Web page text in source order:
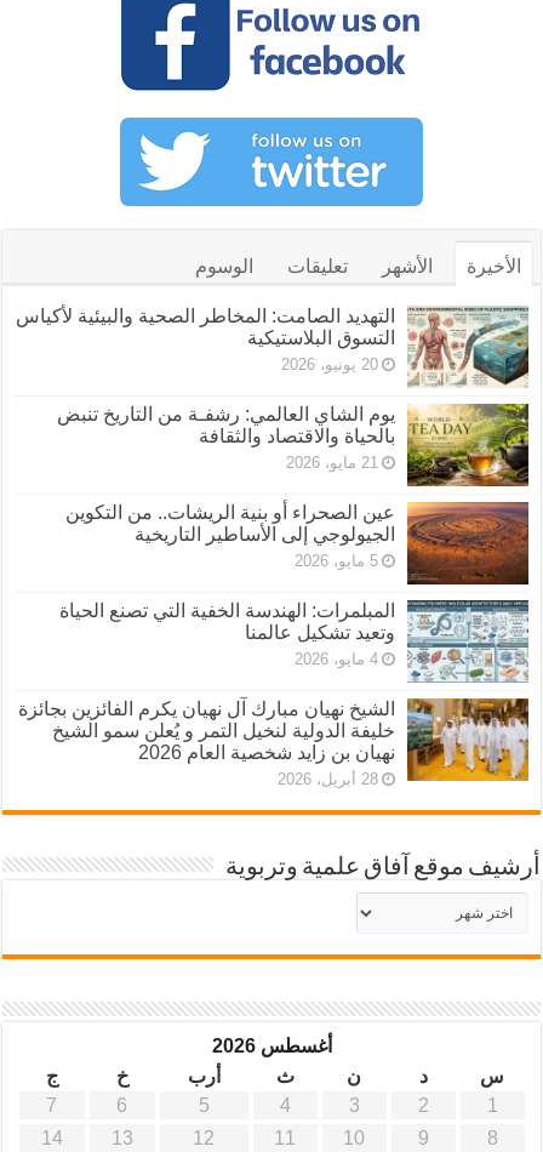
الأخيرة الأشهر تعليقات الوسوم
التهديد الصامت: المخاطر الصحية والبيئية لأكياس
التسوق البلاستيكية
20 يونيو، 2026
يوم الشاي العالمي: رشفـة من التاريخ تنبض
بالحياة والاقتصاد والثقافة
21 مايو، 2026
عين الصحراء أو بنية الريشات.. من التكوين
الجيولوجي إلى الأساطير التاريخية
5 مايو، 2026
المبلمرات: الهندسة الخفية التي تصنع الحياة
وتعيد تشكيل عالمنا
4 مايو، 2026
الشيخ نهيان مبارك آل نهيان يكرم الفائزين بجائزة
خليفة الدولية لنخيل التمر و يُعلن سمو الشيخ
نهيان بن زايد شخصية العام 2026
28 أبريل، 2026
أرشيف موقع آفاق علمية وتربوية
أرشيف
موقع
أغسطس 2026
س
د ن ث أرب خ
ج
1
2
3
4
5
6
7
8
9
10
11
12
13
14